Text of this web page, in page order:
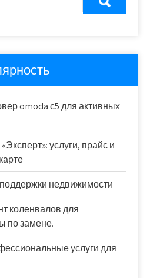
omoda с5 для активных
услуги, прайс и
недвижимости
коленвалов для
по замене.
услуги для